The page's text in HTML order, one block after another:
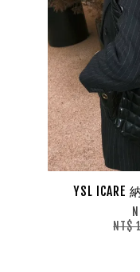
YSL ICARE
NT$